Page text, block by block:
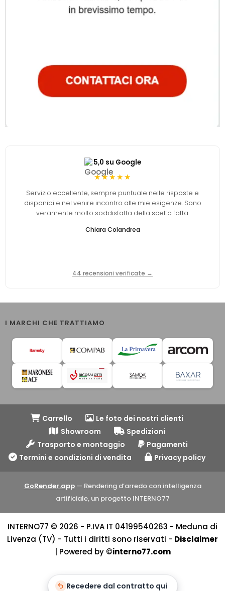
5,0 su Google
★★★★★
Servizio eccellente, sempre puntuale nelle risposte e
disponibile nel venire incontro alle mie esigenze. Sono
veramente molto soddisfatta della scelta fatta.
Chiara Colandrea
44 recensioni verificate →
I MARCHI CHE TRATTIAMO
Carrello
Le foto dei nostri clienti
Showroom
Spedizioni
Trasporto e montaggio
Pagamenti
Termini e condizioni di vendita
Privacy policy
GoRender.app— Rendering d’arredo con intelligenza
artificiale, un progetto INTERNO77
INTERNO77 © 2026 - P.IVA IT 04199540263 - Meduna di
Livenza (TV) - Tutti i diritti sono riservati - Disclaimer
| Powered by ©interno77.com
Recedere dal contratto qui